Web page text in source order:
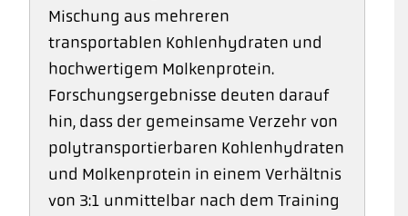
Mischung aus mehreren
transportablen Kohlenhydraten und
hochwertigem Molkenprotein.
Forschungsergebnisse deuten darauf
hin, dass der gemeinsame Verzehr von
polytransportierbaren Kohlenhydraten
und Molkenprotein in einem Verhältnis
von 3:1 unmittelbar nach dem Training